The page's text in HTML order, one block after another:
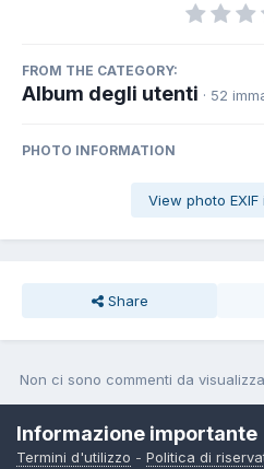
FROM THE CATEGORY:
Album degli utenti · 52
PHOTO INFORMATION
View photo
Share
Non ci sono commenti da
Join the conversation
You can post now and register
Informazione importante
Termini d'utilizzo - Politica di